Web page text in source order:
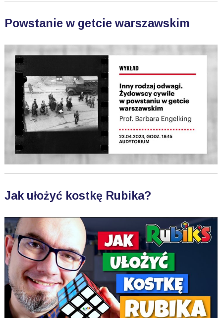
Powstanie w getcie warszawskim
Jak ułożyć kostkę Rubika?